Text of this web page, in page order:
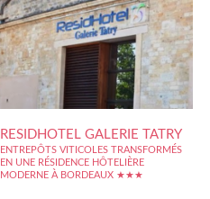
RESIDHOTEL GALERIE TATRY
ENTREPÔTS VITICOLES TRANSFORMÉS
EN UNE RÉSIDENCE HÔTELIÈRE
MODERNE À BORDEAUX ★★★